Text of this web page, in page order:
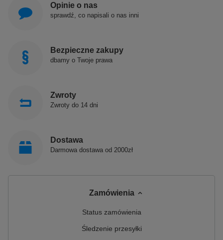
Opinie o nas
sprawdź, co napisali o nas inni
Bezpieczne zakupy
dbamy o Twoje prawa
Zwroty
Zwroty do 14 dni
Dostawa
Darmowa dostawa od 2000zł
Zamówienia
Status zamówienia
Śledzenie przesyłki